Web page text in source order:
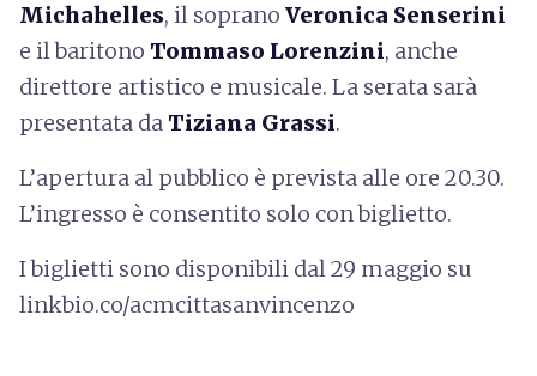
Michahelles, il soprano Veronica Senserini
e il baritono Tommaso Lorenzini, anche
direttore artistico e musicale. La serata sarà
presentata da Tiziana Grassi.
L’apertura al pubblico è prevista alle ore 20.30.
L’ingresso è consentito solo con biglietto.
I biglietti sono disponibili dal 29 maggio su
linkbio.co/acmcittasanvincenzo